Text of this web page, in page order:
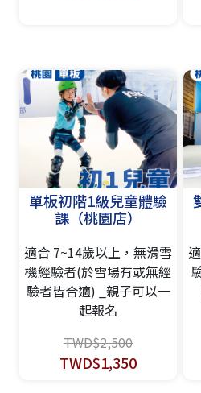
單板初階1級兒童體驗
課（桃園店）
適合 7~14歲以上，無滑雪
機經驗者(於雪場有或無經
驗者皆合適) _親子可以一
起報名
TWD$2,500
TWD$1,350